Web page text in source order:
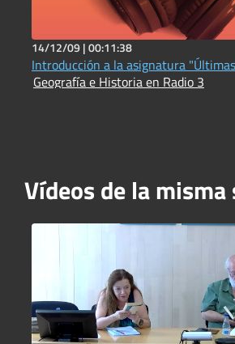
14/12/09 |00:11:38
Introducción a la asignatura
Geografía e Historia en Radio 3
Vídeos de la misma